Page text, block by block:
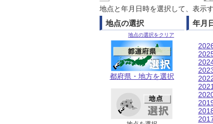
地点と年月日時を選択して、表示
地点の選択
地点の選択をクリア
都府県・地方を選択
年月